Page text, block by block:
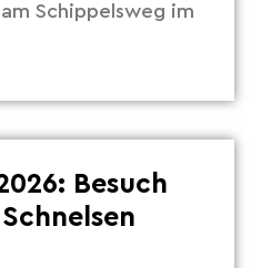
Schippelsweg im
Besuch